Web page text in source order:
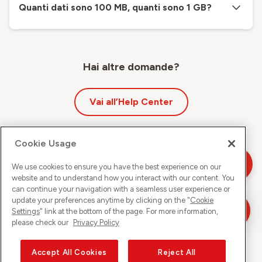
Quanti dati sono 100 MB, quanti sono 1 GB?
Hai altre domande?
Vai all’Help Center
Cookie Usage
We use cookies to ensure you have the best experience on our
website and to understand how you interact with our content. You
can continue your navigation with a seamless user experience or
update your preferences anytime by clicking on the "Cookie
Settings" link at the bottom of the page. For more information,
please check our Privacy Policy
Accept All Cookies Reject All